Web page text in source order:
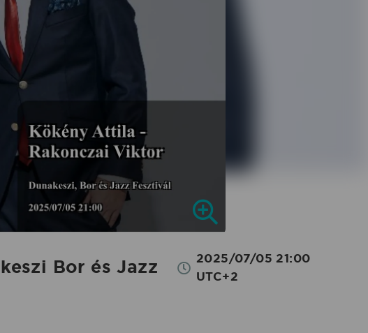
Bor és Jazz
2025/07/05 21:00
UTC+2